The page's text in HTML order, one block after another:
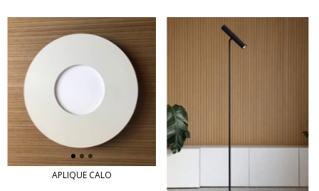
APLIQUE CALO